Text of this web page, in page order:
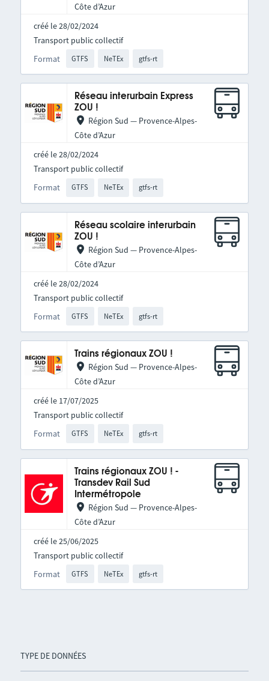
TYPE DE DONNÉES
Côte d’Azur
créé le 28/02/2024
Format GTFS NeTEx gtfs-rt
Transport public collectif
Réseau interurbain Express
ZOU !
Région Sud — Provence-Alpes-
Côte d’Azur
créé le 28/02/2024
Format GTFS NeTEx gtfs-rt
Transport public collectif
Réseau scolaire interurbain
ZOU !
Région Sud — Provence-Alpes-
Côte d’Azur
créé le 28/02/2024
Format GTFS NeTEx gtfs-rt
Transport public collectif
Trains régionaux ZOU !
Région Sud — Provence-Alpes-
Côte d’Azur
créé le 17/07/2025
Format GTFS NeTEx gtfs-rt
Transport public collectif
Trains régionaux ZOU ! -
Transdev Rail Sud
Intermétropole
Région Sud — Provence-Alpes-
Côte d’Azur
créé le 25/06/2025
Format GTFS NeTEx gtfs-rt
Transport public collectif